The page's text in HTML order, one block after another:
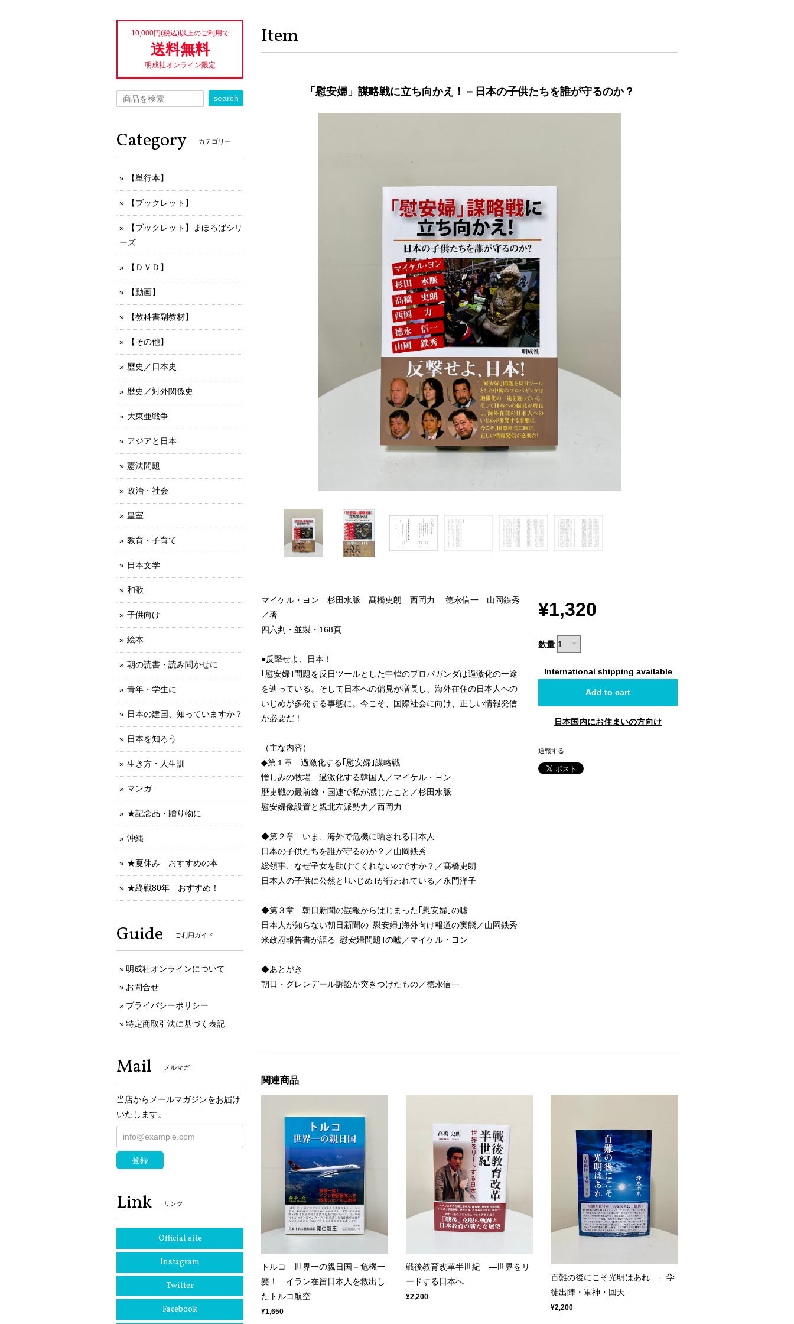
Item
「慰安婦」謀略戦に立ち向かえ！－日本の子供たちを誰が守るのか？
マイケル・ヨン 杉田水脈 髙橋史朗 西岡力 德永信一 山岡鉄秀
／著
四六判・並製・168頁
●反撃せよ、日本！
｢慰安婦｣問題を反日ツールとした中韓のプロパガンダは過激化の一途
を辿っている。そして日本への偏見が増長し、海外在住の日本人への
いじめが多発する事態に。今こそ、国際社会に向け、正しい情報発信
が必要だ！
（主な内容）
◆第１章 過激化する｢慰安婦｣謀略戦
憎しみの牧場―過激化する韓国人／マイケル・ヨン
歴史戦の最前線・国連で私が感じたこと／杉田水脈
慰安婦像設置と親北左派勢力／西岡力
◆第２章 いま、海外で危機に晒される日本人
日本の子供たちを誰が守るのか？／山岡鉄秀
総領事、なぜ子女を助けてくれないのですか？／髙橋史朗
日本人の子供に公然と｢いじめ｣が行われている／永門洋子
◆第３章 朝日新聞の誤報からはじまった｢慰安婦｣の嘘
日本人が知らない朝日新聞の｢慰安婦｣海外向け報道の実態／山岡鉄秀
米政府報告書が語る｢慰安婦問題｣の嘘／マイケル・ヨン
◆あとがき
朝日・グレンデール訴訟が突きつけたもの／德永信一
¥1,320
数量
International shipping available
Add to cart
日本国内にお住まいの方向け
通報する
関連商品
トルコ 世界一の親日国－危機一
髪！ イラン在留日本人を救出し
たトルコ航空
¥1,650
戦後教育改革半世紀 ―世界をリ
ードする日本へ
¥2,200
百難の後にこそ光明はあれ ―学
徒出陣・軍神・回天
¥2,200
10,000円(税込)以上のご利用で
送料無料
明成社オンライン限定
search
Category カテゴリー
【単行本】
【ブックレット】
【ブックレット】まほろばシリ
ーズ
【ＤＶＤ】
【動画】
【教科書副教材】
【その他】
歴史／日本史
歴史／対外関係史
大東亜戦争
アジアと日本
憲法問題
政治・社会
皇室
教育・子育て
日本文学
和歌
子供向け
絵本
朝の読書・読み聞かせに
青年・学生に
日本の建国、知っていますか？
日本を知ろう
生き方・人生訓
マンガ
★記念品・贈り物に
沖縄
★夏休み おすすめの本
★終戦80年 おすすめ！
Guide ご利用ガイド
明成社オンラインについて
お問合せ
プライバシーポリシー
特定商取引法に基づく表記
Mail メルマガ
当店からメールマガジンをお届け
いたします。
登録
Link リンク
Official site
Instagram
Twitter
Facebook